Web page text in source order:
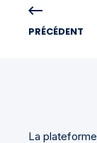
PRÉCÉDENT
La